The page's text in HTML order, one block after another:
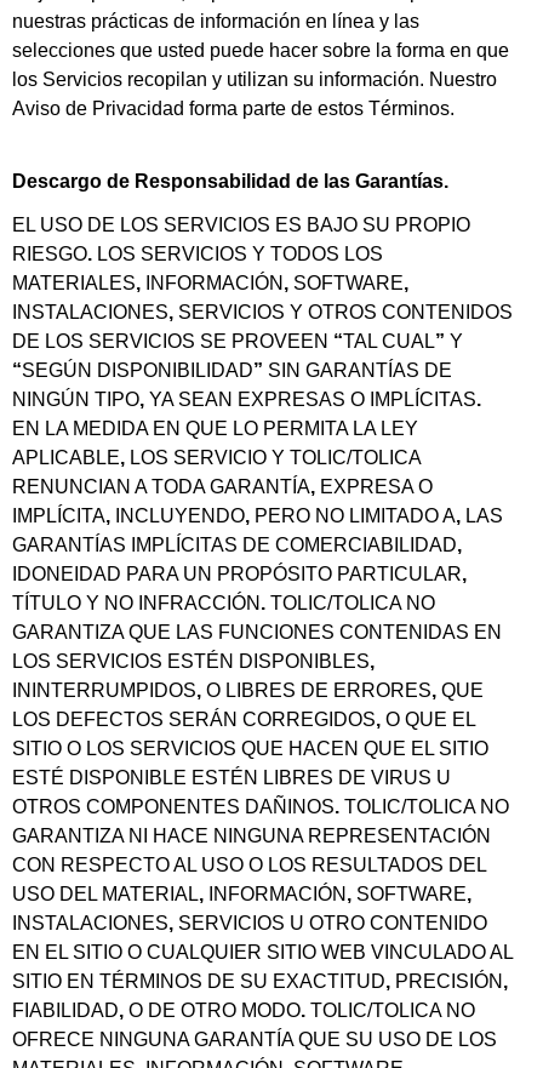
nuestras prácticas de información en línea y las
selecciones que usted puede hacer sobre la forma en que
los Servicios recopilan y utilizan su información. Nuestro
Aviso de Privacidad forma parte de estos Términos.
Descargo de Responsabilidad de las Garantías.
EL USO DE LOS SERVICIOS ES BAJO SU PROPIO
RIESGO. LOS SERVICIOS Y TODOS LOS
MATERIALES, INFORMACIÓN , SOFTWARE,
INSTALACIONES, SERVICIOS Y OTROS CONTENIDOS
DE LOS SERVICIOS SE PROVEEN “TAL CUAL” Y
“SEGÚN DISPONIBILIDAD” SIN GARANTÍAS DE
NINGÚN TIPO, YA SEAN EXPRESAS O IMPLÍCITAS.
EN LA MEDIDA EN QUE LO PERMITA LA LEY
APLICABLE, LOS SERVICIO Y TOLIC/TOLICA
RENUNCIAN A TODA GARANTÍA, EXPRESA O
IMPLÍCITA, INCLUYENDO, PERO NO LIMITADO A, LAS
GARANTÍAS IMPLÍCITAS DE COMERCIABILIDAD,
IDONEIDAD PARA UN PROPÓSITO PARTICULAR,
TÍTULO Y NO INFRACCIÓN . TOLIC/TOLICA NO
GARANTIZA QUE LAS FUNCIONES CONTENIDAS EN
LOS SERVICIOS ESTÉN DISPONIBLES,
ININTERRUMPIDOS, O LIBRES DE ERRORES, QUE
LOS DEFECTOS SERÁN CORREGIDOS, O QUE EL
SITIO O LOS SERVICIOS QUE HACEN QUE EL SITIO
ESTÉ DISPONIBLE ESTÉN LIBRES DE VIRUS U
OTROS COMPONENTES DAÑINOS. TOLIC/TOLICA NO
GARANTIZA NI HACE NINGUNA REPRESENTACIÓN
CON RESPECTO AL USO O LOS RESULTADOS DEL
USO DEL MATERIAL, INFORMACIÓN , SOFTWARE,
INSTALACIONES, SERVICIOS U OTRO CONTENIDO
EN EL SITIO O CUALQUIER SITIO WEB VINCULADO AL
SITIO EN TÉRMINOS DE SU EXACTITUD, PRECISIÓN ,
FIABILIDAD, O DE OTRO MODO. TOLIC/TOLICA NO
OFRECE NINGUNA GARANTÍA QUE SU USO DE LOS